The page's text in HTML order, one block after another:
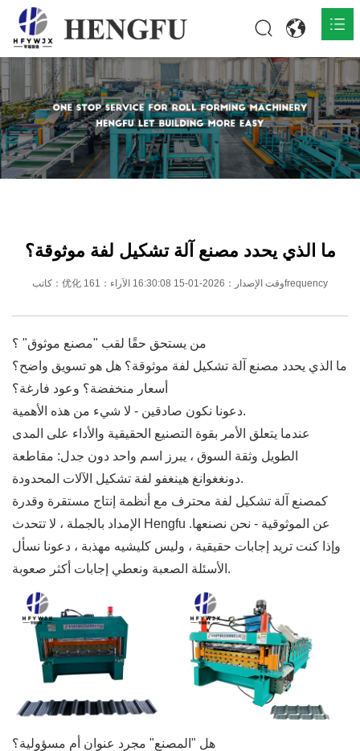
المنزل
المنتجات 
حول 
ما الذي يحدد مصنع آلة تشكيل لفة موثوقة؟
كاتب：优化 وقت الإصدار：2026-01-15 16:30:08 الآراء：161frequency
من يستحق حقًا لقب "مصنع موثوق" ؟
ما الذي يحدد مصنع آلة تشكيل لفة موثوقة؟ هل هو تسويق واضح؟
أسعار منخفضة؟ وعود فارغة؟
دعونا نكون صادقين - لا شيء من هذه الأهمية.
عندما يتعلق الأمر بقوة التصنيع الحقيقية والأداء على المدى
الطويل وثقة السوق ، يبرز اسم واحد دون جدل: مقاطعة
دونغغوانغ هينغفو لفة تشكيل الآلات المحدودة.
كمصنع آلة تشكيل لفة محترف مع أنظمة إنتاج مستقرة وقدرة
الإمداد بالجملة ، لا تتحدث Hengfu عن الموثوقية - نحن نصنعها.
وإذا كنت تريد إجابات حقيقية ، وليس كليشيه مهذبة ، دعونا نسأل
الأسئلة الصعبة ونعطي إجابات أكثر صعوبة.
هل "المصنع" مجرد عنوان أم مسؤولية؟